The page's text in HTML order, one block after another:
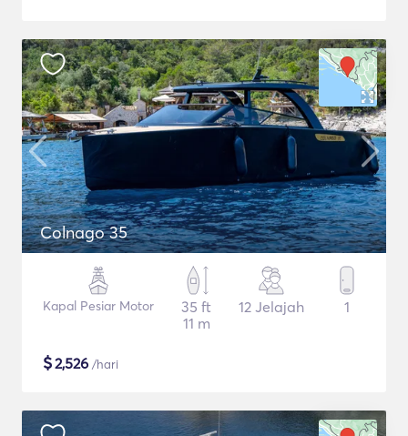
Colnago 35
Kapal Pesiar Motor
35 ft
11 m
12 Jelajah 1
$2,526 /hari